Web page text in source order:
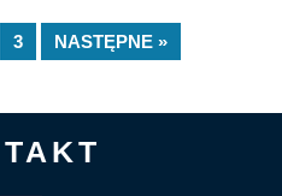
3 NASTĘPNE »